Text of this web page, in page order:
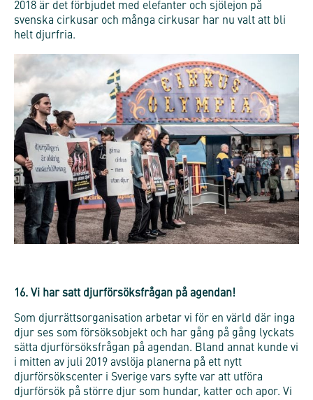
2018 är det förbjudet med elefanter och sjölejon på
svenska cirkusar och många cirkusar har nu valt att bli
helt djurfria.
16. Vi har satt djurförsöksfrågan på agendan!
Som djurrättsorganisation arbetar vi för en värld där inga
djur ses som försöksobjekt och har gång på gång lyckats
sätta djurförsöksfrågan på agendan. Bland annat kunde vi
i mitten av juli 2019 avslöja planerna på ett nytt
djurförsökscenter i Sverige vars syfte var att utföra
djurförsök på större djur som hundar, katter och apor. Vi